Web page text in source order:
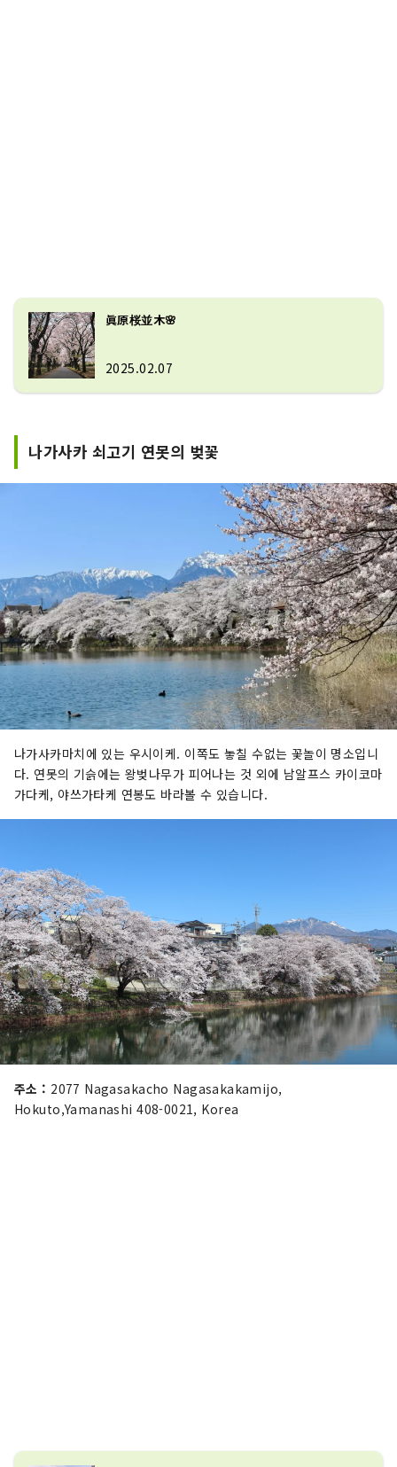
眞原桜並木🌸
2025.02.07
나가사카 쇠고기 연못의 벚꽃
나가사카마치에 있는 우시이케. 이쪽도 놓칠 수없는 꽃놀이 명소입니
다. 연못의 기슭에는 왕벚나무가 피어나는 것 외에 남알프스 카이코마
가다케, 야쓰가타케 연봉도 바라볼 수 있습니다.
주소 : 2077 Nagasakacho Nagasakakamijo,
Hokuto,Yamanashi 408-0021, Korea